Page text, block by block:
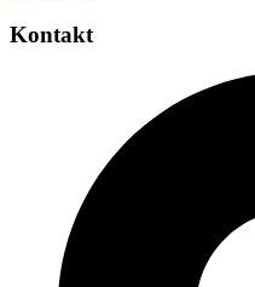
Kontakt